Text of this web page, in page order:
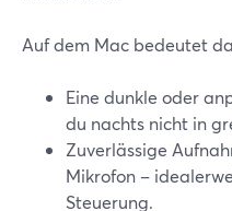
Auf dem Mac bedeutet
Eine dunkle oder
du nachts nicht in
Zuverlässige
Mikrofon –
Steuerung.